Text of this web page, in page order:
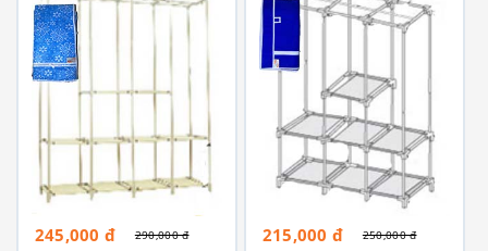
245,000 đ 290,000 đ 215,000 đ 250,000 đ